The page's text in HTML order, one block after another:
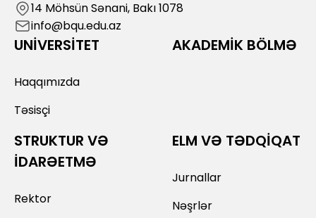
14 Möhsün Sənani, Bakı 1078
info@bqu.edu.az
UNİVERSİTET
Haqqımızda
Təsisçi
AKADEMİK BÖLMƏ
STRUKTUR VƏ
İDARƏETMƏ
Rektor
ELM VƏ TƏDQİQAT
Jurnallar
Nəşrlər